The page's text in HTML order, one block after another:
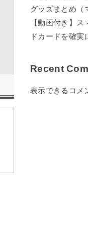
グッズまとめ（
【動画付き】
ドカードを確実
Recent
表示できるコメ